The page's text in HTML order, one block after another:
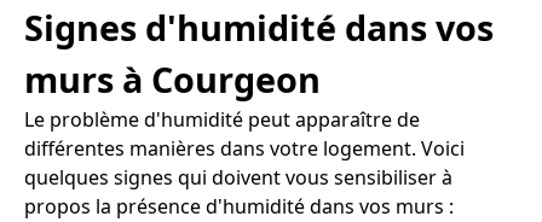
Signes d'humidité dans vos
murs à Courgeon
Le problème d'humidité peut apparaître de
différentes manières dans votre logement. Voici
quelques signes qui doivent vous sensibiliser à
propos la présence d'humidité dans vos murs :